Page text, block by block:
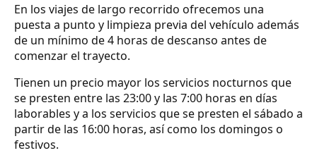
En los viajes de largo recorrido ofrecemos una
puesta a punto y limpieza previa del vehículo además
de un mínimo de 4 horas de descanso antes de
comenzar el trayecto.
Tienen un precio mayor los servicios nocturnos que
se presten entre las 23:00 y las 7:00 horas en días
laborables y a los servicios que se presten el sábado a
partir de las 16:00 horas, así como los domingos o
festivos.